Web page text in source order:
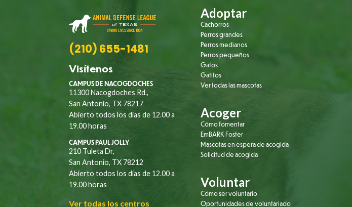
(210) 655-1481
Visítenos
CAMPUS DE NACOGDOCHES
11300 Nacogdoches Rd.,
San Antonio, TX 78217
Abierto todos los días de 12.00 a
19.00 horas
CAMPUS PAUL JOLLY
210 Tuleta Dr,
San Antonio, TX 78212
Abierto todos los días de 12.00 a
19.00 horas
Ver todas los centros
Adoptar
Cachorros
Perros grandes
Perros medianos
Perros pequeños
Gatos
Gatitos
Ver todas las mascotas
Acoger
Cómo fomentar
EmBARK Foster
Mascotas en espera de acogida
Solicitud de acogida
Voluntar
Cómo ser voluntario
Oportunidades de voluntariado